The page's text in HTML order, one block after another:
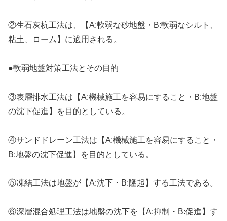
②生石灰杭工法は、【A:軟弱な砂地盤・B:軟弱なシルト、
粘土、ローム】に適用される。
●軟弱地盤対策工法とその目的
③表層排水工法は【A:機械施工を容易にすること・B:地盤
の沈下促進】を目的としている。
④サンドドレーン工法は【A:機械施工を容易にすること・
B:地盤の沈下促進】を目的としている。
⑤凍結工法は地盤が【A:沈下・B:隆起】する工法である。
⑥深層混合処理工法は地盤の沈下を【A:抑制・B:促進】す